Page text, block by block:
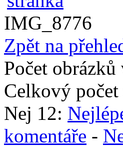
IMG_8776
Zpět na
Počet
Celkový
Nej 12:
komentáře -